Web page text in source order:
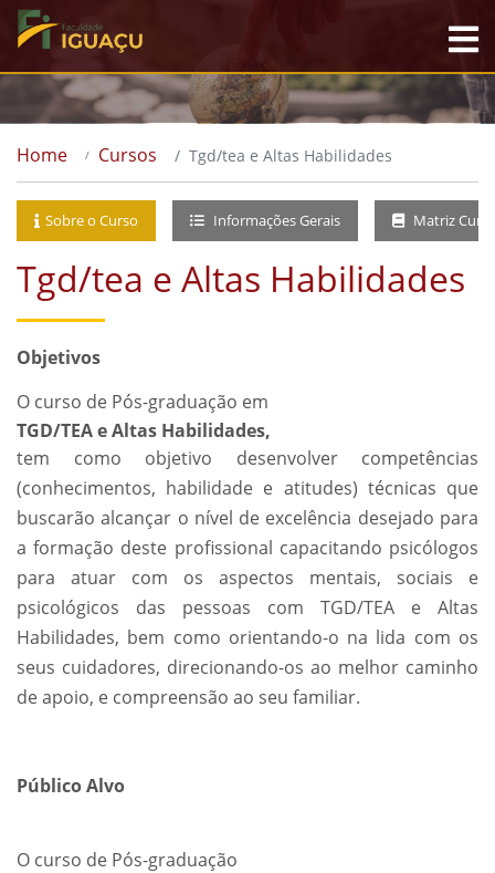
Home Cursos Tgd/tea e Altas Habilidades
Sobre o Curso Informações Gerais Matriz
Tgd/tea e Altas Habilidades
Objetivos
O curso de Pós-graduação em
TGD/TEA e Altas Habilidades,
tem como objetivo desenvolver competências
(conhecimentos, habilidade e atitudes) técnicas que
buscarão alcançar o nível de excelência desejado para
a formação deste profissional capacitando psicólogos
para atuar com os aspectos mentais, sociais e
psicológicos das pessoas com TGD/TEA e Altas
Habilidades, bem como orientando-o na lida com os
seus cuidadores, direcionando-os ao melhor caminho
de apoio, e compreensão ao seu familiar.
Público Alvo
O curso de Pós-graduação